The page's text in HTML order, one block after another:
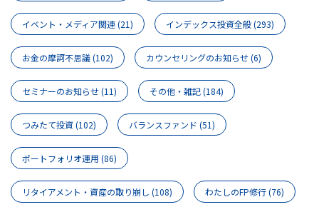
イベント・メディア関連(21) インデックス投資全般(293)
お金の摩訶不思議(102) カウンセリングのお知らせ(6)
セミナーのお知らせ(11) その他・雑記(184)
つみたて投資(102) バランスファンド (51)
ポートフォリオ運用 (86)
リタイアメント・資産の取り崩し (108) わたしのFP修行(76)